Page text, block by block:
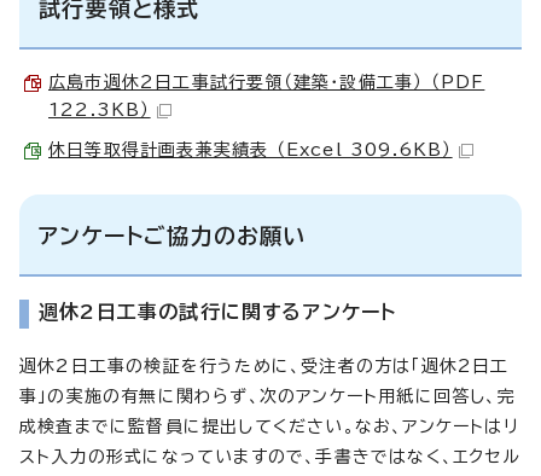
試行要領と様式
広島市週休2日工事試行要領（建築・設備工事） （PDF
122.3KB）
休日等取得計画表兼実績表 （Excel 309.6KB）
アンケートご協力のお願い
週休2日工事の試行に関するアンケート
週休2日工事の検証を行うために、受注者の方は「週休2日工
事」の実施の有無に関わらず、次のアンケート用紙に回答し、完
成検査までに監督員に提出してください。なお、アンケートはリ
スト入力の形式になっていますので、手書きではなく、エクセル